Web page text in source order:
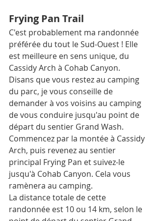
Frying Pan Trail
C'est probablement ma randonnée
préférée du tout le Sud-Ouest ! Elle
est meilleure en sens unique, du
Cassidy Arch à Cohab Canyon.
Disans que vous restez au camping
du parc, je vous conseille de
demander à vos voisins au camping
de vous conduire jusqu'au point de
départ du sentier Grand Wash.
Commencez par la montée à Cassidy
Arch, puis revenez au sentier
principal Frying Pan et suivez-le
jusqu'à Cohab Canyon. Cela vous
ramènera au camping.
La distance totale de cette
randonnée est 10 ou 14 km, selon le